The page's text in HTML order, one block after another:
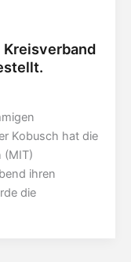
Kobusch hat die
(MIT)
ihren
die